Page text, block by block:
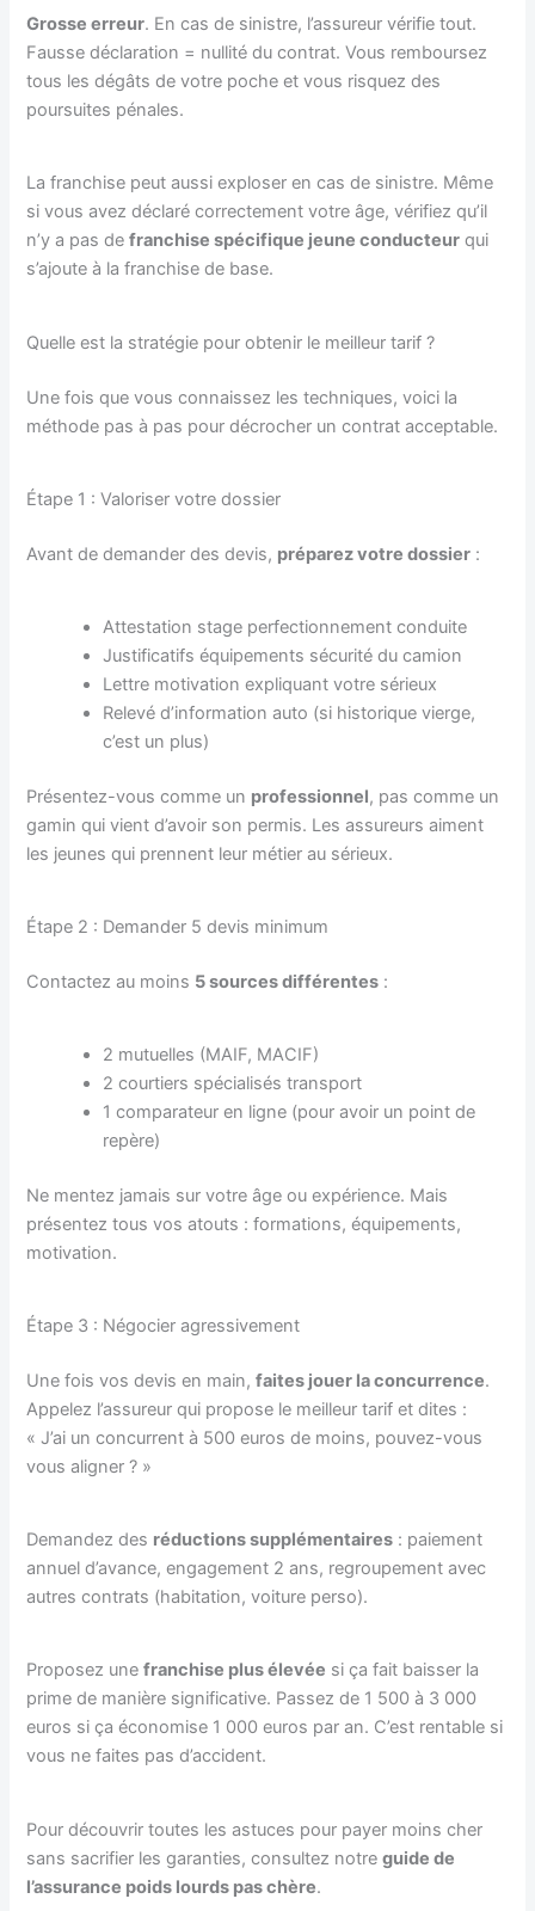
Grosse erreur. En cas de sinistre, l’assureur vérifie tout.
Fausse déclaration = nullité du contrat. Vous remboursez
tous les dégâts de votre poche et vous risquez des
poursuites pénales.
La franchise peut aussi exploser en cas de sinistre. Même
si vous avez déclaré correctement votre âge, vérifiez qu’il
n’y a pas defranchise spécifique jeune conducteur qui
s’ajoute à la franchise de base.
Quelle est la stratégie pour obtenir le meilleur tarif ?
Une fois que vous connaissez les techniques, voici la
méthode pas à pas pour décrocher un contrat acceptable.
Étape 1 : Valoriser votre dossier
Avant de demander des devis, préparez votre dossier :
Attestation stage perfectionnement conduite
Justificatifs équipements sécurité du camion
Lettre motivation expliquant votre sérieux
Relevé d’information auto (si historique vierge,
c’est un plus)
Présentez-vous comme un professionnel, pas comme un
gamin qui vient d’avoir son permis. Les assureurs aiment
les jeunes qui prennent leur métier au sérieux.
Étape 2 : Demander 5 devis minimum
Contactez au moins 5 sources différentes :
2 mutuelles (MAIF, MACIF)
2 courtiers spécialisés transport
1 comparateur en ligne (pour avoir un point de
repère)
Ne mentez jamais sur votre âge ou expérience. Mais
présentez tous vos atouts : formations, équipements,
motivation.
Étape 3 : Négocier agressivement
Une fois vos devis en main,faites jouer la concurrence.
Appelez l’assureur qui propose le meilleur tarif et dites :
« J’ai un concurrent à 500 euros de moins, pouvez-vous
vous aligner ? »
Demandez des réductions supplémentaires : paiement
annuel d’avance, engagement 2 ans, regroupement avec
autres contrats (habitation, voiture perso).
Proposez unefranchise plus élevée si ça fait baisser la
prime de manière significative. Passez de 1 500 à 3 000
euros si ça économise 1 000 euros par an. C’est rentable si
vous ne faites pas d’accident.
Pour découvrir toutes les astuces pour payer moins cher
sans sacrifier les garanties, consultez notreguide de
l’assurance poids lourds pas chère.